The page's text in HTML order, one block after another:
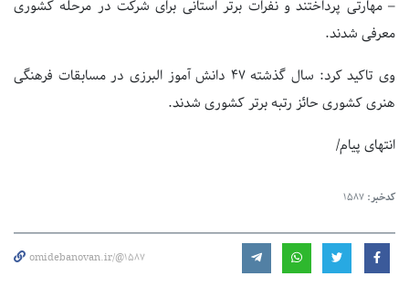
– مهارتی پرداختند و نفرات برتر استانی برای شرکت در مرحله کشوری
معرفی شدند.
وی تاکید کرد: سال گذشته ۴۷ دانش آموز البرزی در مسابقات فرهنگی
هنری کشوری حائز رتبه برتر کشوری شدند.
انتهای پیام/
کدخبر: 1587
omidebanovan.ir/@1587